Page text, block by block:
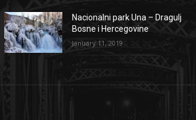
Nacionalni park Una – Dragulj
Bosne i Hercegovine
January 11, 2019